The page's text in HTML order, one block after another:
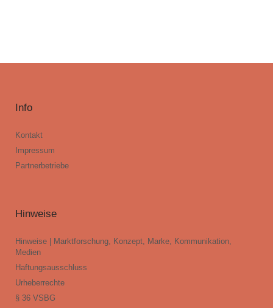
Info
Kontakt
Impressum
Partnerbetriebe
Hinweise
Hinweise | Marktforschung, Konzept, Marke, Kommunikation,
Medien
Haftungsausschluss
Urheberrechte
§ 36 VSBG